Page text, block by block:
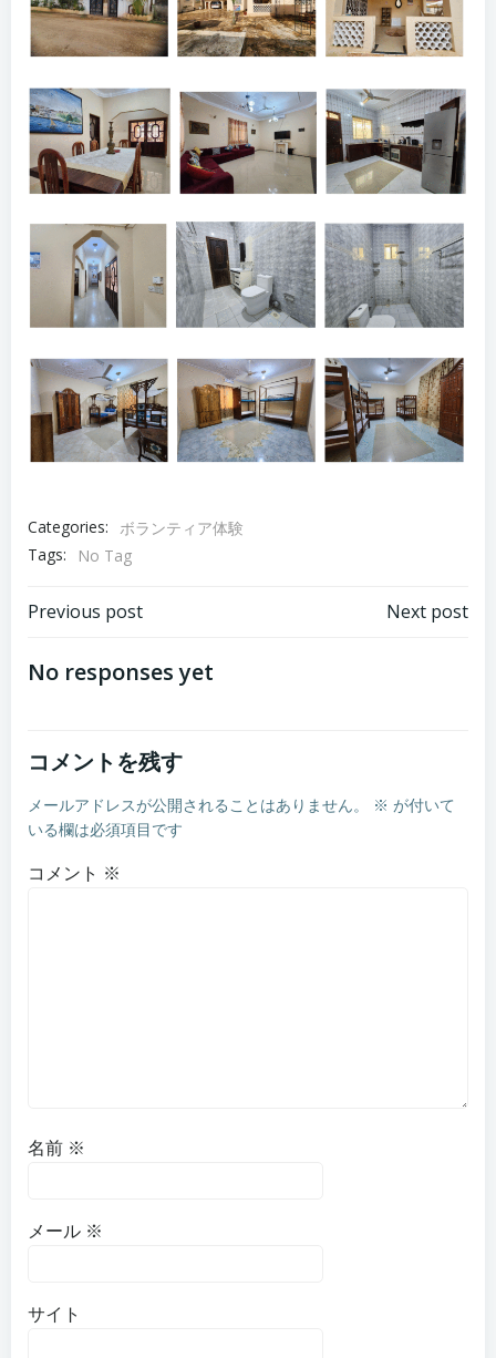
Categories:
ボランティア体験
Tags:
No Tag
Post
navigation
Previous post Next post
No responses yet
コメントを残す
メールアドレスが公開されることはありません。 ※ が付いて
いる欄は必須項目です
コメント ※
名前 ※
メール ※
サイト